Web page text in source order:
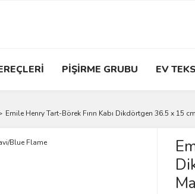
PİŞİRME GRUBU EV
Emile Henry Tart-Börek Fırın Kabı Dikdörtgen 36.5 x 15